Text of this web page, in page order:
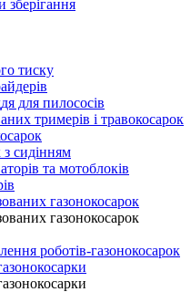
тиску
для пилососів
тримерів і травокосарок
сидінням
та мотоблоків
газонокосарок
газонокосарок
роботів-газонокосарок